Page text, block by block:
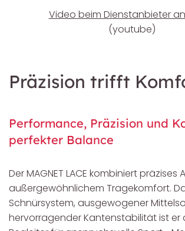
Video beim Dienstanbieter
(youtube)
Präzision trifft
Performance, Präzision und
perfekter Balance
Der MAGNET LACE kombiniert präzises
außergewöhnlichem Tragekomfort.
Schnürsystem, ausgewogener
hervorragender Kantenstabilität ist er